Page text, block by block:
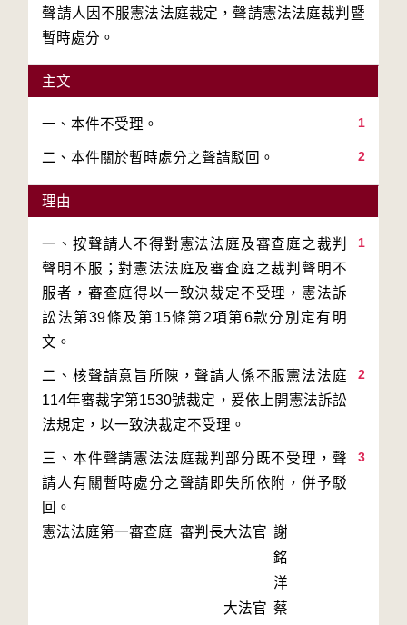
聲請人因不服憲法法庭裁定，聲請憲法法庭裁判暨
暫時處分。
主文
1
2
二、本件關於暫時處分之聲請駁回。
理由
1
一、按聲請人不得對憲法法庭及審查庭之裁判
聲明不服；對憲法法庭及審查庭之裁判聲明不
服者，審查庭得以一致決裁定不受理，憲法訴
訟法第39條及第15條第2項第6款分別定有明
2
二、核聲請意旨所陳，聲請人係不服憲法法庭
114年審裁字第1530號裁定，爰依上開憲法訴訟
3
三、本件聲請憲法法庭裁判部分既不受理，聲
請人有關暫時處分之聲請即失所依附，併予駁
回。
憲法法庭第一審查庭 審判長大法官 謝
銘
洋
大法官 蔡